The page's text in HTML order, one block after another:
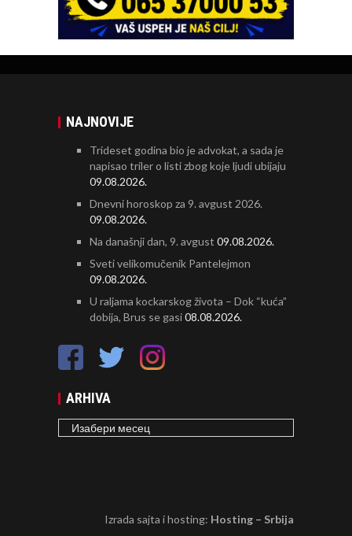
NAJNOVIJE
Trideset godina bio je advokat, a sada je
napisao triler o listi zbog koje ljudi ubijaju
09.08.2026.
Dnevni horoskop za 9. avgust 2026.
09.08.2026.
Na današnji dan, 9. avgust 09.08.2026.
Sveti velikomučenik Pantelejmon
09.08.2026.
U raljama kockarskog života – Dok “kuća”
dobija, Brus se gasi08.08.2026.
ARHIVA
ARHIVA
Izrada sajta i hosting: Hosting – Srbija